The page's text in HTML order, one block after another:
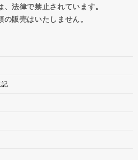
法律で禁止されています。
販売はいたしません。
記